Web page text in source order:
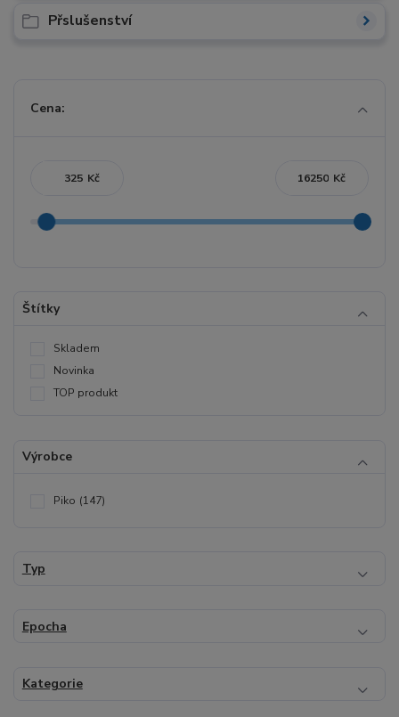
Přslušenství
Cena:
Kč Kč
Štítky
Skladem
Novinka
TOP produkt
Výrobce
Piko (147)
Typ
Epocha
Kategorie